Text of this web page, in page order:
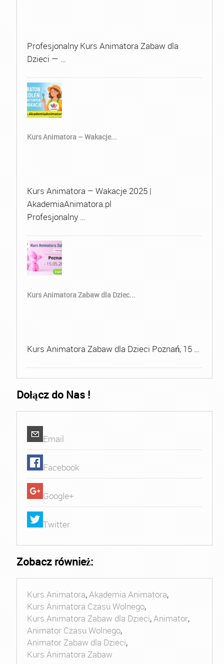
Profesjonalny Kurs Animatora Zabaw dla
Dzieci — …
Kurs Animatora – Wakacje...
Kurs Animatora – Wakacje 2025 |
AkademiaAnimatora.pl
Profesjonalny …
Kurs Animatora Zabaw dla Dziec...
Kurs Animatora Zabaw dla Dzieci Poznań, 15 …
Dołącz do Nas !
Email
Facebook
Google+
Twitter
Zobacz również:
Kurs Animatora,Akademia Animatora,
Kurs Animatora Czasu Wolnego,
Kurs Animatora Zabaw dla Dzieci,Animator,
Animator Czasu Wolnego,
Animator Zabaw dla Dzieci,
Kurs Animatora Zabaw